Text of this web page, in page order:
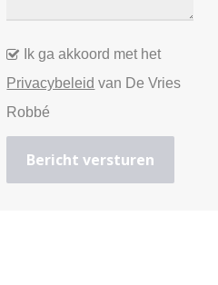
Ik ga akkoord met het
Privacybeleid van De Vries
Robbé